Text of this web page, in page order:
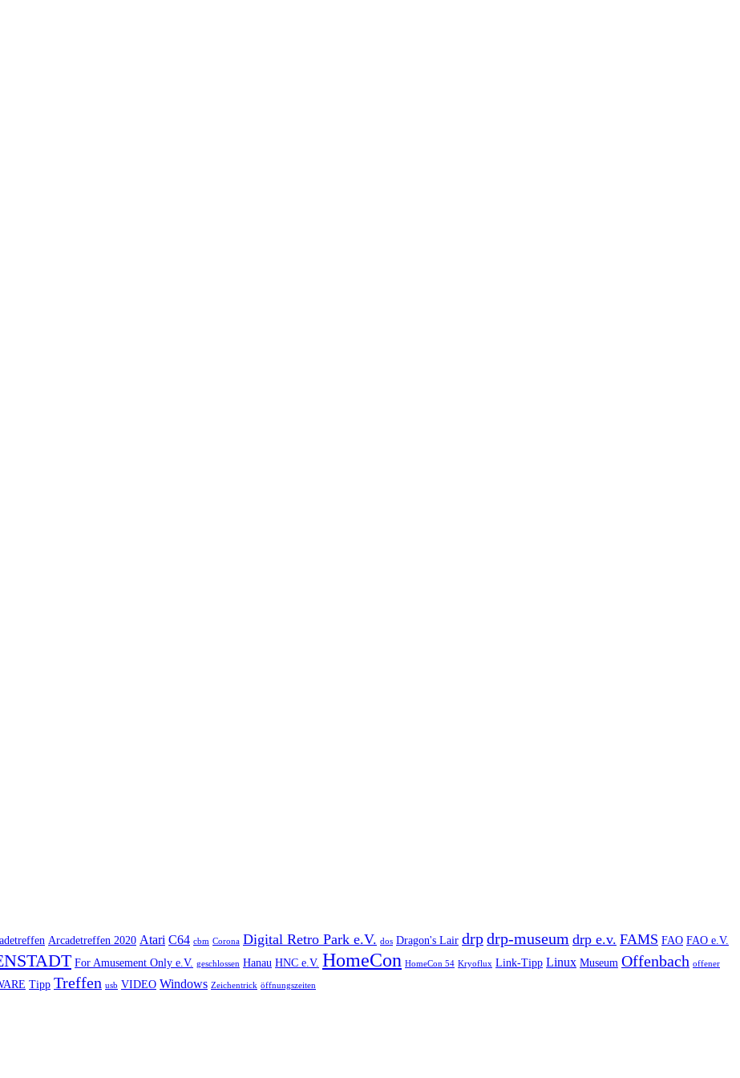
Arcadetreffen 2020 Atari C64 cbm Corona Digital Retro Park e.V. dos Dragon's Lair drpdrp-museum drp e.v. FAMS FAO FAO e.V.
For Amusement Only e.V. geschlossen Hanau HNC e.V. HomeCon HomeCon 54 Kryoflux Link-Tipp Linux Museum Offenbach offener
Tipp Treffen usb VIDEO Windows Zeichentrick öffnungszeiten